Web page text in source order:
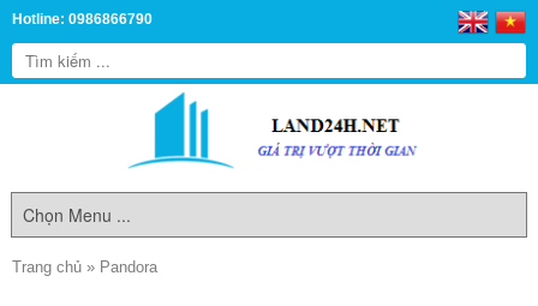
Hotline: 0986866790
Trang chủ » Pandora